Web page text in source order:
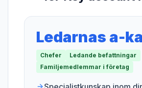
Ledarnas a-
Chefer
Ledande befattningar
Familjemedlemmar i företag